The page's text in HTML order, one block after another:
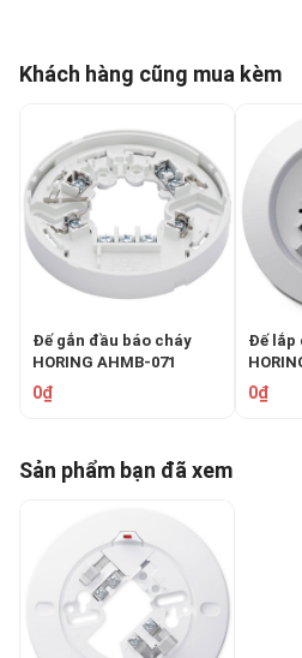
Khách hàng cũng mua kèm
Đế gắn đầu báo cháy
HORING AHMB-071
0₫
Đế lắp
0₫
Sản phẩm bạn đã xem